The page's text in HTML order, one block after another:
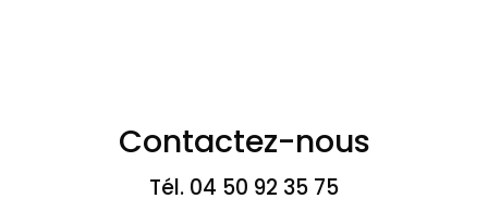
Contactez-nous
Tél. 04 50 92 35 75